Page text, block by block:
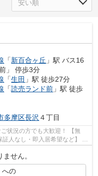
「新百合ヶ丘 」駅 バス16
」 停歩3分
「生田 」駅 徒歩27分
「読売ランド前 」駅 徒歩
多摩区長沢 ４丁目
状況の方でも大歓迎！ 【無
人なし・即入居希望など】 ネ
せん。
への